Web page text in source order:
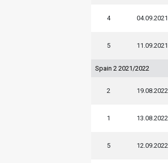
4 04.09.2021
5 11.09.2021
Spain 2 2021/2022
2 19.08.2022
1 13.08.2022
5 12.09.2022